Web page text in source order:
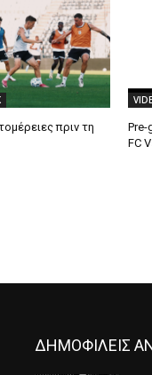
πριν τη
Pre-
FC
ΔΗΜΟΦΙΛΕΙΣ